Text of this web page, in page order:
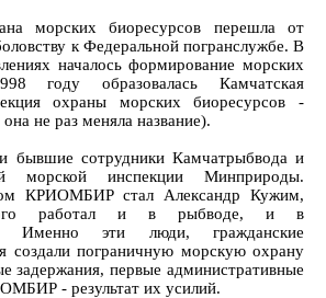
морских биоресурсов перешла от
к Федеральной погранслужбе. В
началось формирование морских
году образовалась Камчатская
охраны морских биоресурсов -
не раз меняла название).
бывшие сотрудники Камчатрыбвода и
морской инспекции Минприроды.
КРИОМБИР стал Александр Кужим,
работал и в рыбводе, и в
Именно эти люди, гражданские
создали пограничную морскую охрану
задержания, первые административные
- результат их усилий.